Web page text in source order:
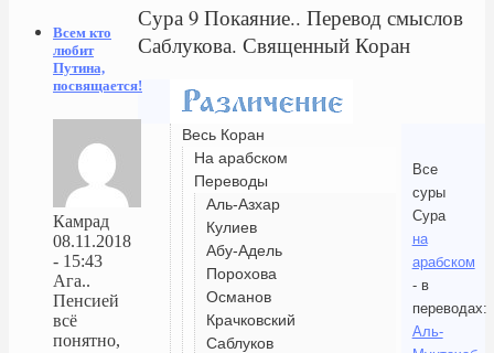
Сура 9 Покаяние.. Перевод смыслов
Саблукова. Священный Коран
Весь Коран
На арабском
Переводы
Аль-Азхар
Кулиев
Абу-Адель
Порохова
Османов
Крачковский
Саблуков
Все
суры
Сура
на
арабском
- в
переводах:
Аль-
Всем кто
любит
Путина,
посвящается!
Камрад
08.11.2018
- 15:43
Ага..
Пенсией
всё
понятно,